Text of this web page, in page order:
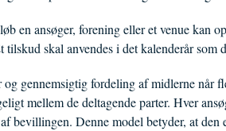
en ansøger, forening eller et venue kan
tilskud skal anvendes i det kalenderår
gennemsigtig fordeling af midlerne når
mellem de deltagende parter. Hver
bevillingen. Denne model betyder, at den